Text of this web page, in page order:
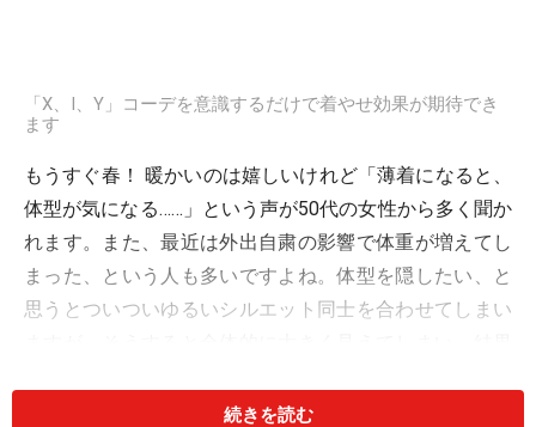
「X、I、Y」コーデを意識するだけで着やせ効果が期待でき
ます
もうすぐ春！ 暖かいのは嬉しいけれど「薄着になると、
体型が気になる……」という声が50代の女性から多く聞か
れます。また、最近は外出自粛の影響で体重が増えてし
まった、という人も多いですよね。体型を隠したい、と
思うとついついゆるいシルエット同士を合わせてしまい
カバーするのがおすすめです。今回は簡単でほっそり見
続きを読む